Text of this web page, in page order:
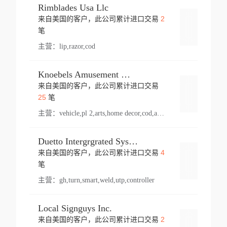
Rimblades Usa Llc
来自美国的客户，此公司累计进口交易 2
笔
主营： lip,razor,cod
Knoebels Amusement Resort
来自美国的客户，此公司累计进口交易
25笔
主营： vehicle,pl 2,arts,home decor,cod,amusement ride,sea
Duetto Intergrgrated Systems Inc.
来自美国的客户，此公司累计进口交易 4
笔
主营： gh,turn,smart,weld,utp,controller
Local Signguys Inc.
来自美国的客户，此公司累计进口交易 2